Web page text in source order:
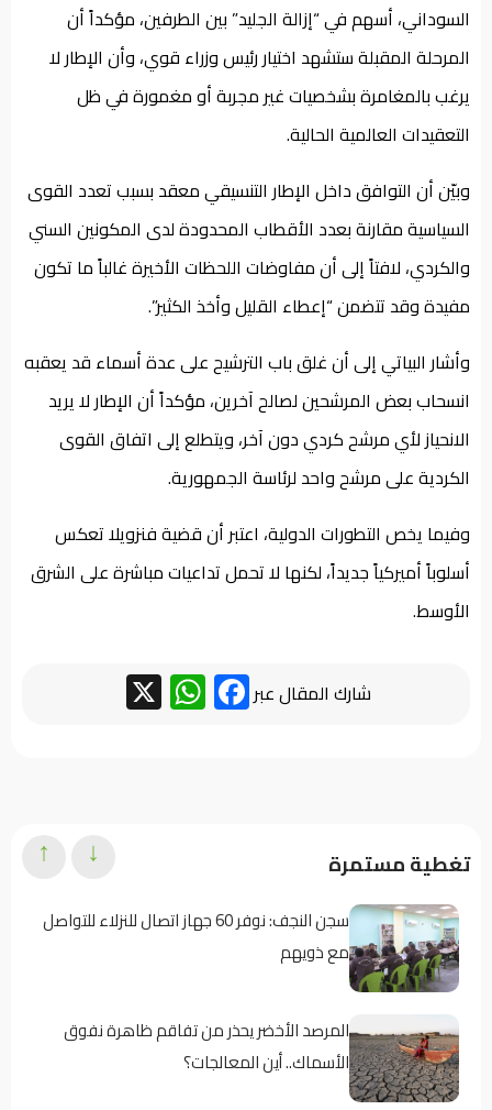
السوداني، أسهم في “إزالة الجليد” بين الطرفين، مؤكداً أن
المرحلة المقبلة ستشهد اختيار رئيس وزراء قوي، وأن الإطار لا
يرغب بالمغامرة بشخصيات غير مجربة أو مغمورة في ظل
التعقيدات العالمية الحالية.
وبيّن أن التوافق داخل الإطار التنسيقي معقد بسبب تعدد القوى
السياسية مقارنة بعدد الأقطاب المحدودة لدى المكونين السني
والكردي، لافتاً إلى أن مفاوضات اللحظات الأخيرة غالباً ما تكون
مفيدة وقد تتضمن “إعطاء القليل وأخذ الكثير”.
وأشار البياتي إلى أن غلق باب الترشيح على عدة أسماء قد يعقبه
انسحاب بعض المرشحين لصالح آخرين، مؤكداً أن الإطار لا يريد
الانحياز لأي مرشح كردي دون آخر، ويتطلع إلى اتفاق القوى
الكردية على مرشح واحد لرئاسة الجمهورية.
وفيما يخص التطورات الدولية، اعتبر أن قضية فنزويلا تعكس
أسلوباً أميركياً جديداً، لكنها لا تحمل تداعيات مباشرة على الشرق
الأوسط.
شارك المقال عبر Facebook
WhatsApp
تغطية مستمرة
سجن النجف: نوفر 60 جهاز اتصال للنزلاء للتواصل
مع ذويهم
المرصد الأخضر يحذر من تفاقم ظاهرة نفوق
الأسماك.. أين المعالجات؟
↓
↑